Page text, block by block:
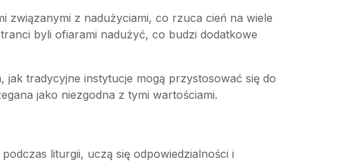
związanymi z nadużyciami, co rzuca cień na wiele
byli ofiarami nadużyć, co budzi dodatkowe
jak tradycyjne instytucje mogą przystosować się do
jako niezgodna z tymi wartościami.
liturgii, uczą się odpowiedzialności i